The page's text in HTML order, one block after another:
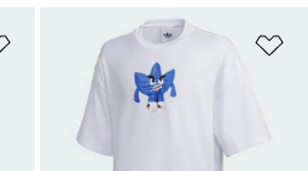
Add to Wishlist